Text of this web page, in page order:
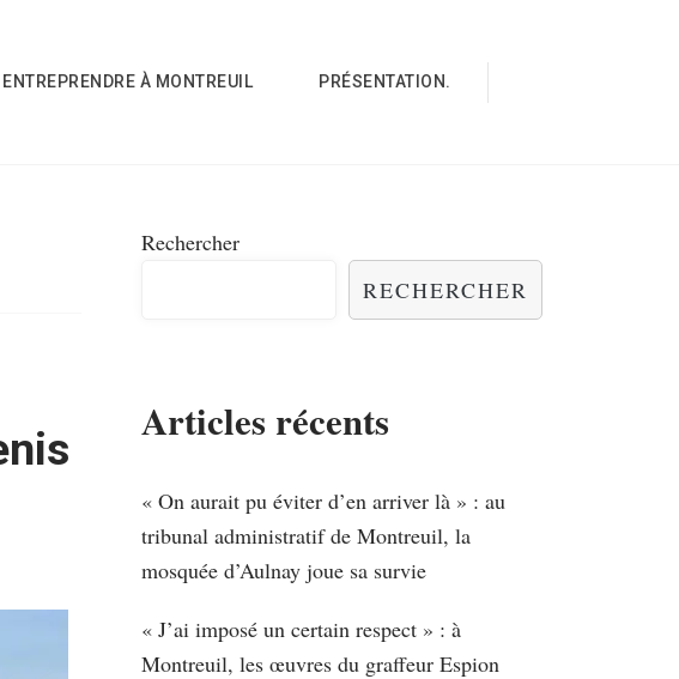
ENTREPRENDRE À MONTREUIL PRÉSENTATION.
Rechercher
RECHERCHER
Articles récents
« On aurait pu éviter d’en arriver là » : au
tribunal administratif de Montreuil, la
mosquée d’Aulnay joue sa survie
« J’ai imposé un certain respect » : à
Montreuil, les œuvres du graffeur Espion